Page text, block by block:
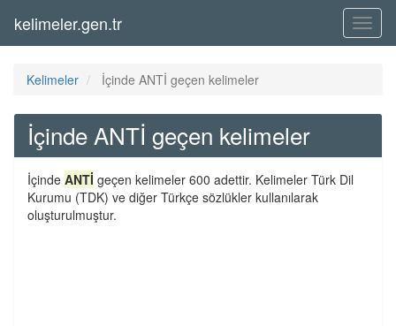
Menü
kelimeler.gen.tr
Kelimeler İçinde ANTİ geçen kelimeler
İçinde ANTİ geçen kelimeler
İçinde ANTİ geçen kelimeler 600 adettir. Kelimeler Türk Dil
Kurumu (TDK) ve diğer Türkçe sözlükler kullanılarak
oluşturulmuştur.